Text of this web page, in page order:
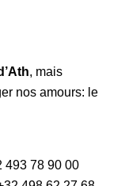
, mais
nos amours: le
493 78 90 00